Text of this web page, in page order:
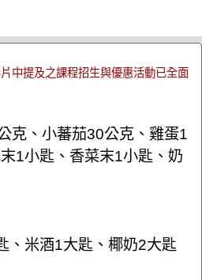
中提及之課程招生與優惠活動已全面
克、小蕃茄30公克、雞蛋1
1小匙、香菜末1小匙、奶
、米酒1大匙、椰奶2大匙